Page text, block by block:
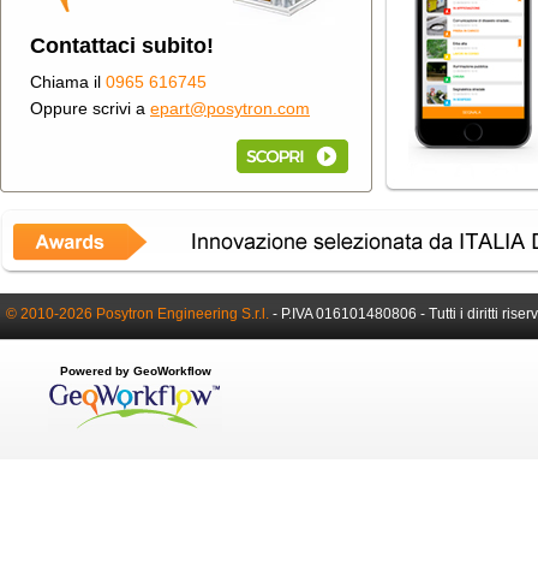
Contattaci subito!
Chiama il 0965 616745
Oppure scrivi a epart@posytron.com
© 2010-2026 Posytron Engineering S.r.l. - P.IVA 016101480806 - Tutti i diritti
Powered by GeoWorkflow